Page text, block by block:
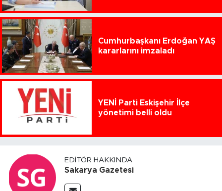
Cumhurbaşkanı Erdoğan YAŞ
kararlarını imzaladı
YENİ Parti Eskişehir İlçe
yönetimi belli oldu
EDITÖR HAKKINDA
Sakarya Gazetesi